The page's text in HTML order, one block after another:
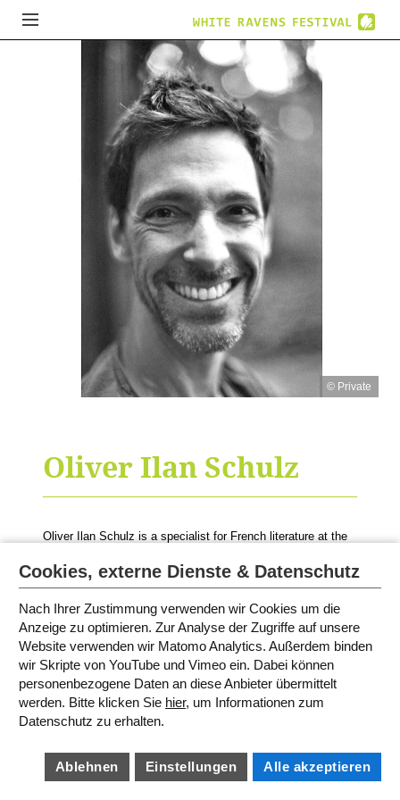
© Private
Oliver Ilan Schulz
Oliver Ilan Schulz is a specialist for French literature at the
during the White Ravens Festival.
SITEMAP
TERMS AND CONDITIONS
PRIVACY POLICY
BARRIEREFREIHEIT
COOKIE SETTINGS
Cookies, externe Dienste & Datenschutz
Nach Ihrer Zustimmung verwenden wir Cookies um die
Anzeige zu optimieren. Zur Analyse der Zugriffe auf unsere
Website verwenden wir Matomo Analytics. Außerdem binden
wir Skripte von YouTube und Vimeo ein. Dabei können
personenbezogene Daten an diese Anbieter übermittelt
werden. Bitte klicken Sie hier, um Informationen zum
Datenschutz zu erhalten.
Ablehnen Einstellungen Alle akzeptieren